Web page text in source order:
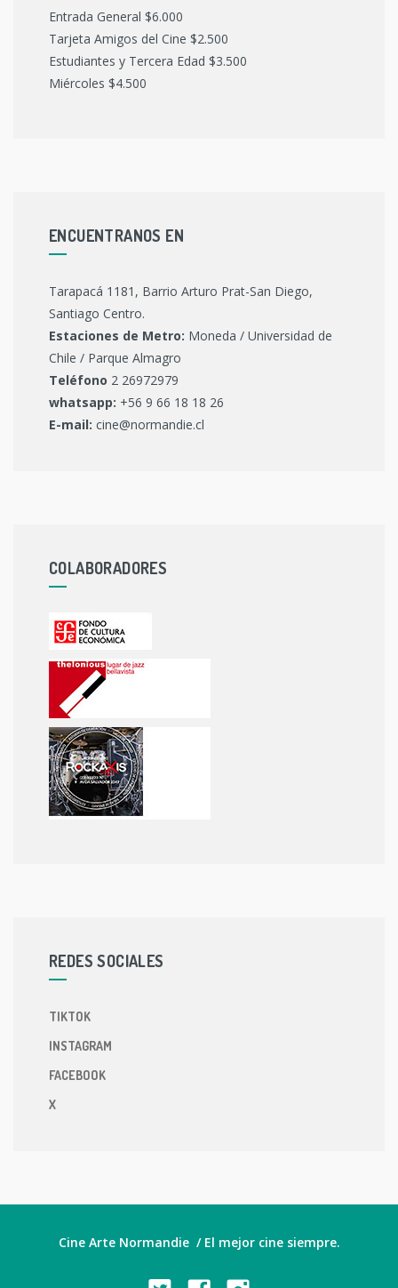
Entrada General $6.000
Tarjeta Amigos del Cine $2.500
Estudiantes y Tercera Edad $3.500
Miércoles $4.500
ENCUENTRANOS EN
Tarapacá 1181, Barrio Arturo Prat-San Diego,
Santiago Centro.
Estaciones de Metro: Moneda / Universidad de
Chile / Parque Almagro
Teléfono 2 26972979
whatsapp: +56 9 66 18 18 26
E-mail: cine@normandie.cl
COLABORADORES
REDES SOCIALES
TIKTOK
INSTAGRAM
FACEBOOK
X
Cine Arte Normandie / El mejor cine siempre.